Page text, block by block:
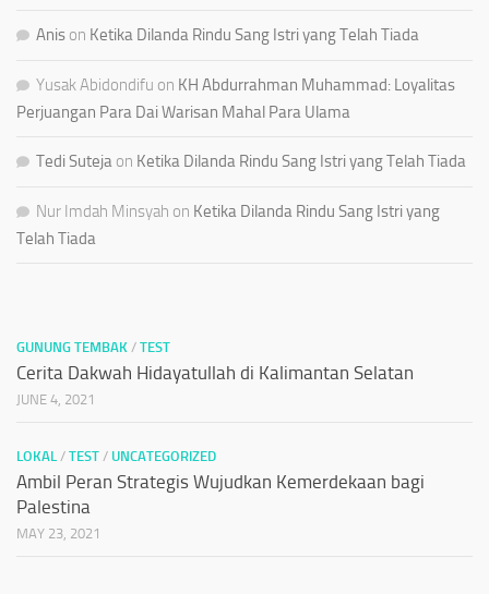
Anis on Ketika Dilanda Rindu Sang Istri yang Telah Tiada
Yusak Abidondifu on KH Abdurrahman Muhammad: Loyalitas
Perjuangan Para Dai Warisan Mahal Para Ulama
Tedi Suteja on Ketika Dilanda Rindu Sang Istri yang Telah Tiada
Nur Imdah Minsyah on Ketika Dilanda Rindu Sang Istri yang
Telah Tiada
GUNUNG TEMBAK / TEST
Cerita Dakwah Hidayatullah di Kalimantan Selatan
JUNE 4, 2021
LOKAL / TEST / UNCATEGORIZED
Ambil Peran Strategis Wujudkan Kemerdekaan bagi
Palestina
MAY 23, 2021